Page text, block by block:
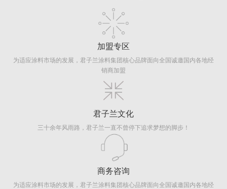
加盟专区
为适应涂料市场的发展，君子兰涂料集团核心品牌面向全国诚邀国内各地经
销商加盟
君子兰文化
三十余年风雨路，君子兰一直不曾停下追求梦想的脚步！
商务咨询
为适应涂料市场的发展，君子兰涂料集团核心品牌面向全国诚邀国内各地经